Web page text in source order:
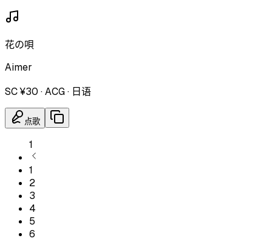
花の唄
Aimer
SC ¥30 ·ACG· 日语
点歌
1
1
2
3
4
5
6